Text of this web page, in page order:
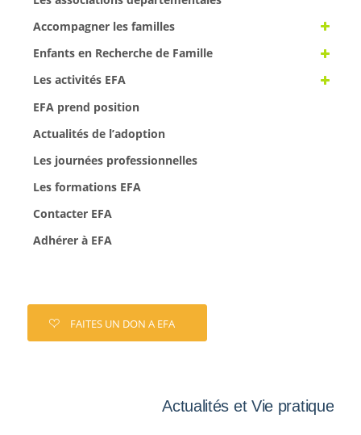
Accompagner les familles
Enfants en Recherche de Famille
Les activités EFA
EFA prend position
Actualités de l’adoption
Les journées professionnelles
Les formations EFA
Contacter EFA
Adhérer à EFA
FAITES UN DON A EFA
Actualités et Vie pratique